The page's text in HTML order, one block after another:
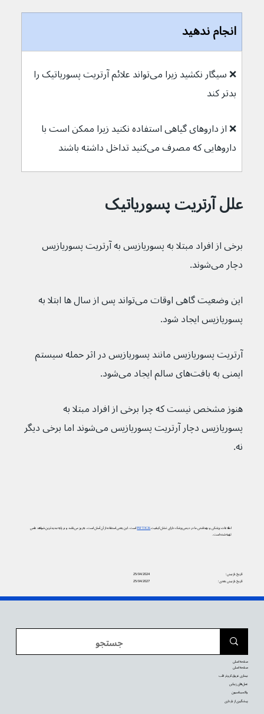
انجام ندهید
❌ سیگار نکشید زیرا می‌تواند علائم آرتریت پسوریاتیک را
بدتر کند
❌ از داروهای گیاهی استفاده نکنید زیرا ممکن است با
داروهایی که مصرف می‌کنید تداخل داشته باشند
علل آرتریت پسوریاتیک
برخی از افراد مبتلا به پسوریازیس به آرتریت پسوریازیس
دچار می‌شوند.
این وضعیت گاهی اوقات می‌تواند پس از سال ها ابتلا به
پسوریازیس ایجاد شود.
آرتریت پسوریازیس مانند پسوریازیس در اثر حمله سیستم
ایمنی به بافت‌های سالم ایجاد می‌شود.
هنوز مشخص نیست که چرا برخی از افراد مبتلا به
پسوریازیس دچار آرتریت پسوریازیس می‌شوند اما برخی دیگر
نه.
اطلاعات پزشکی و بهداشتی ما در دیجی‌پزشک دارای نشان کیفیتPIF TICKاست. این یعنی استفاده از آن آسان است، به‌روز می‌باشد و بر پایه جدیدترین شواهد علمی
تهیه شده است.
25/04/2024
تاریخ بازبینی:
25/04/2027
تاریخ بازبینی بعدی:
صفحه اصلی
صفحه اصلی
بیماری عروق کرونر قلب
عمل‌های زیبایی
واکسیناسیون
پیشگیری از بارداری